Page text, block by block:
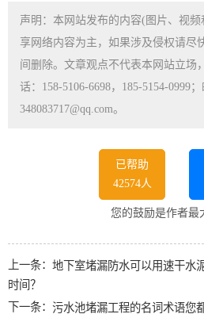
声明：本网站发布的内容(图片、视
享网络内容为主，如果涉及侵权请尽
间删除。文章观点不代表本网站立场
话：158-5106-6698，185-5154-0999；
348083717@qq.com。
已帮助
42574人
您的鼓励是作者最
上一条： 地下室堵漏防水可以用速干水
时间？
下一条： 污水池堵漏工程的名词术语您